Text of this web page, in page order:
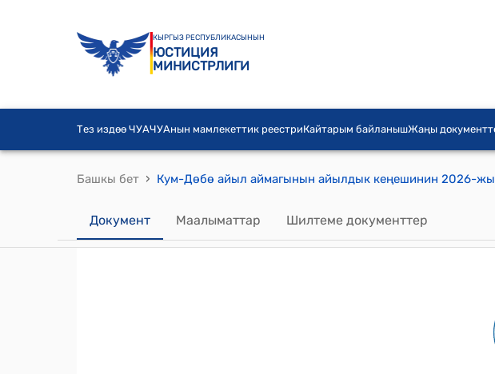
КЫРГЫЗ РЕСПУБЛИКАСЫНЫН
ЮСТИЦИЯ
МИНИСТРЛИГИ
Тез издөө ЧУАЧУАнын мамлекеттик реестриКайтарым байланышЖаңы
Башкы бет ›
Документ Маалыматтар Шилтеме документтер